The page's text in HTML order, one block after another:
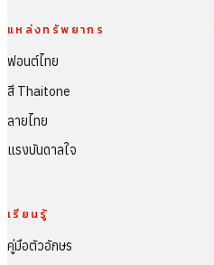
แหล่งทรัพยากร
ฟอนต์ไทย
สี Thaitone
ลายไทย
แรงบันดาลใจ
เรียนรู้
คู่มือตัวอักษร